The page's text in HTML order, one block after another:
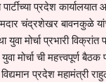
प्रदेश कार्यालयात
चंद्रशेखर बावनकुळे
मोर्चा प्रभारी विक्रांत
मोर्चा ची महत्त्वपूर्ण
प्रदेश महामंत्री